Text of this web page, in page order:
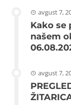
avgust 7,
Kako se
našem
avgust 7,